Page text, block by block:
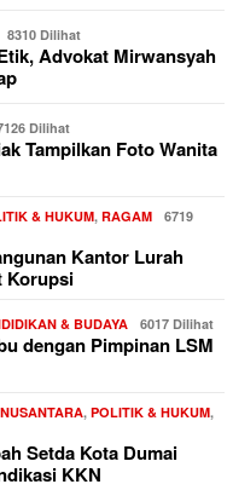
8310 Dilihat
Advokat Mirwansyah
Dilihat
Tampilkan Foto Wanita
& HUKUM, RAGAM
6719
Kantor Lurah
Korupsi
& BUDAYA 6017 Dilihat
dengan Pimpinan LSM
NUSANTARA, POLITIK & HUKUM,
Setda Kota Dumai
KKN